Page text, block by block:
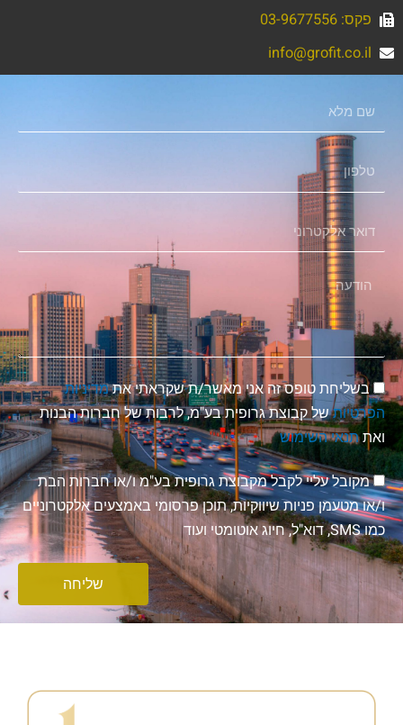
פקס: 03-9677556
info@grofit.co.il
שם
מלא
טלפון
דואר
אלקטרוני
הודעה
הסכמה
בשליחת טופס זה אני מאשר/ת שקראתי אתמדיניות
הפרטיותשל קבוצת גרופית בע"מ, לרבות של חברות הבנות
ואתתנאי השימוש
הסכמה
לניוזלטר
מקובל עליי לקבל מקבוצת גרופית בע"מ ו/או חברות הבת
ו/או מטעמן פניות שיווקיות, תוכן פרסומי באמצעים אלקטרוניים
כמו SMS, דוא"ל, חיוג אוטומטי ועוד
שליחה